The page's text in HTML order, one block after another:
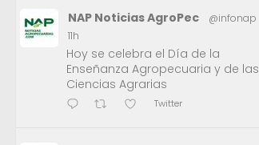
NAP Noticias AgroPec @infonap
11h
Hoy se celebra el Día de la
Enseñanza Agropecuaria y de las
Ciencias Agrarias
Twitter